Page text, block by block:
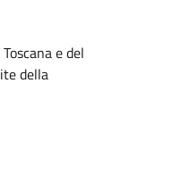
e del
della